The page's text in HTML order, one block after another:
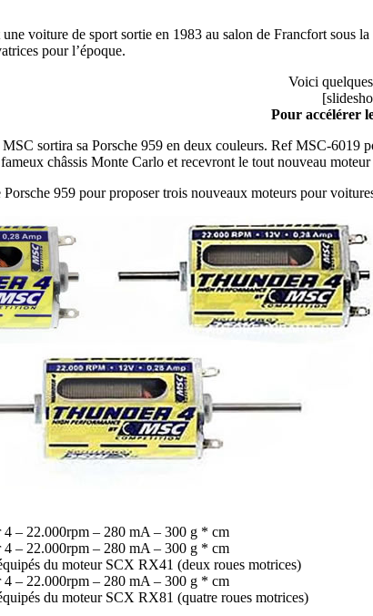
voiture de sport sortie en 1983 au salon de Francfort
pour l’époque.
Voici
Pour accélérer
sortira sa Porsche 959 en deux couleurs. Ref MSC-
fameux châssis Monte Carlo et recevront le tout nouveau
959 pour proposer trois nouveaux moteurs pour
– 22.000rpm – 280 mA – 300 g * cm
– 22.000rpm – 280 mA – 300 g * cm
du moteur SCX RX41 (deux roues motrices)
– 22.000rpm – 280 mA – 300 g * cm
du moteur SCX RX81 (quatre roues motrices)